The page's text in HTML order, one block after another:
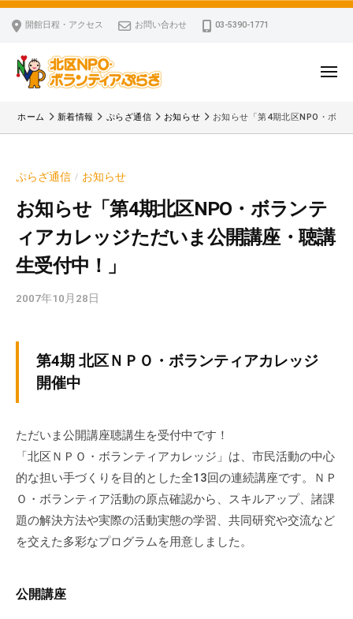
コ
ス
開館日程・アクセス お問い合わせ 03-5390-1771
区
P
・
ボ
ラ
テ
ア
北
P
O
・
ボ
ラ
テ
ア
は
、
N
P
O
・
ン
メ
ー
ホーム 新着情報 ぷらざ通信 お知らせ お知らせ「第4期北区NPO・ボラ
ぷらざ通信 / お知らせ
お知らせ「第4期北区NPO・ボランテ
ィアカレッジただいま公開講座・聴講
生受付中！」
2007年10月28日
v
d
m
n
第4期 北区ＮＰＯ・ボランティアカレッジ
開催中
ただいま公開講座聴講生を受付中です！
「北区ＮＰＯ・ボランティアカレッジ」は、市民活動の中心
的な担い手づくりを目的とした全13回の連続講座です。ＮＰ
Ｏ・ボランティア活動の原点確認から、スキルアップ、諸課
題の解決方法や実際の活動実態の学習、共同研究や交流など
を交えた多彩なプログラムを用意しました。
公開講座
区
N
O
・
ラ
ィ
ア
ぷ
ら
ざ
ー